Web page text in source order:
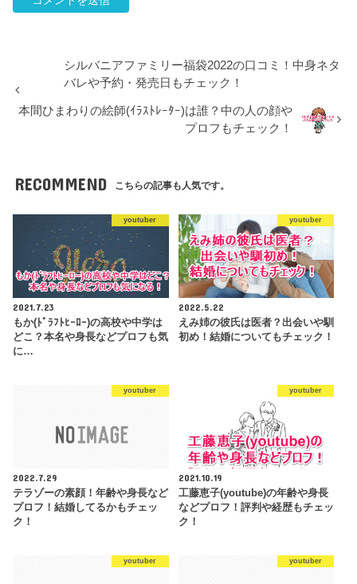
シルバニアファミリー福袋2022の口コミ！中身ネタ
バレや予約・発売日もチェック！
本間ひまわりの絵師(ｲﾗｽﾄﾚｰﾀｰ)は誰？中の人の顔や
プロフもチェック！
RECOMMEND こちらの記事も人気です。
youtuber
2021.7.23
もか(ﾄﾞﾗﾌﾄﾋｰﾛｰ)の高校や中学は
どこ？本名や身長などプロフも気
に…
youtuber
2022.5.22
えみ姉の彼氏は医者？出会いや馴
初め！結婚についてもチェック！
youtuber
2022.7.29
テラゾーの素顔！年齢や身長など
プロフ！結婚してるかもチェッ
ク！
youtuber
2021.10.19
工藤恵子(youtube)の年齢や身長
などプロフ！評判や経歴もチェッ
ク！
youtuber youtuber